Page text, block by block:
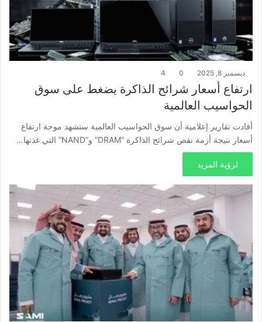
ديسمبر 8, 2025 0
4
ارتفاع أسعار شرائح الذاكرة يضغط على سوق
الحواسيب العالمية
أفادت تقارير إعلامية أن سوق الحواسيب العالمية ستشهد موجة ارتفاع
أسعار نتيجة أزمة نقص شرائح الذاكرة “DRAM” و”NAND” التي غذتها…
لرؤية المزيد